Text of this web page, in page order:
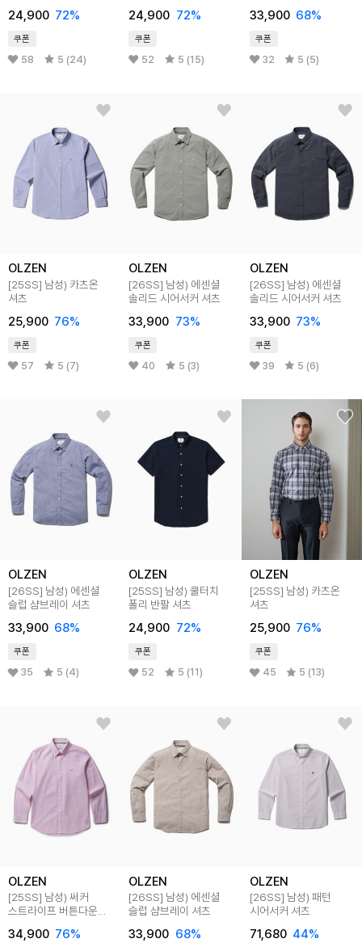
24,900 72%
쿠폰
58 5 (24)
24,900 72%
쿠폰
52 5 (15)
33,900 68%
쿠폰
32 5 (5)
OLZEN
[25SS] 남성) 카츠온
셔츠
25,900 76%
쿠폰
57 5 (7)
OLZEN
[26SS] 남성) 에센셜
솔리드 시어서커 셔츠
33,900 73%
쿠폰
40 5 (3)
OLZEN
[26SS] 남성) 에센셜
솔리드 시어서커 셔츠
33,900 73%
쿠폰
39 5 (6)
OLZEN
[26SS] 남성) 에센셜
슬럽 샴브레이 셔츠
33,900 68%
쿠폰
35 5 (4)
OLZEN
[25SS] 남성) 쿨터치
폴리 반팔 셔츠
24,900 72%
쿠폰
52 5 (11)
OLZEN
[25SS] 남성) 카츠온
셔츠
25,900 76%
쿠폰
45 5 (13)
OLZEN
[25SS] 남성) 써커
스트라이프 버튼다운
34,900 76%
OLZEN
[26SS] 남성) 에센셜
슬럽 샴브레이 셔츠
33,900 68%
OLZEN
[26SS] 남성) 패턴
시어서커 셔츠
71,680 44%